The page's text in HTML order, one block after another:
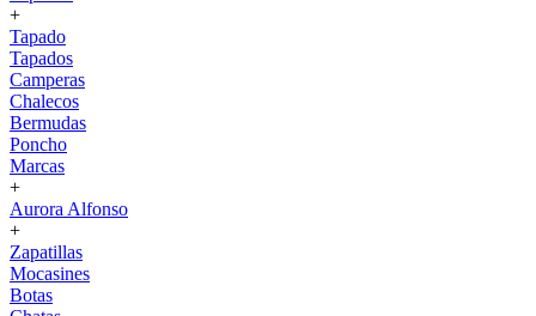
+
Tapado
Tapados
Camperas
Chalecos
Bermudas
Poncho
Marcas
+
Aurora Alfonso
+
Zapatillas
Mocasines
Botas